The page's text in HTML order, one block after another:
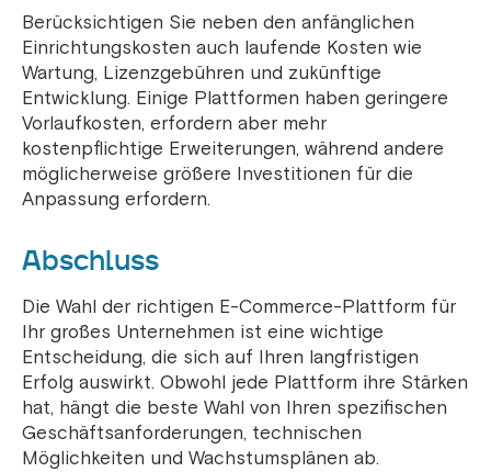
Berücksichtigen Sie neben den anfänglichen
Einrichtungskosten auch laufende Kosten wie
Wartung, Lizenzgebühren und zukünftige
Entwicklung. Einige Plattformen haben geringere
Vorlaufkosten, erfordern aber mehr
kostenpflichtige Erweiterungen, während andere
möglicherweise größere Investitionen für die
Anpassung erfordern.
Abschluss
Die Wahl der richtigen E-Commerce-Plattform für
Ihr großes Unternehmen ist eine wichtige
Entscheidung, die sich auf Ihren langfristigen
Erfolg auswirkt. Obwohl jede Plattform ihre Stärken
hat, hängt die beste Wahl von Ihren spezifischen
Geschäftsanforderungen, technischen
Möglichkeiten und Wachstumsplänen ab.